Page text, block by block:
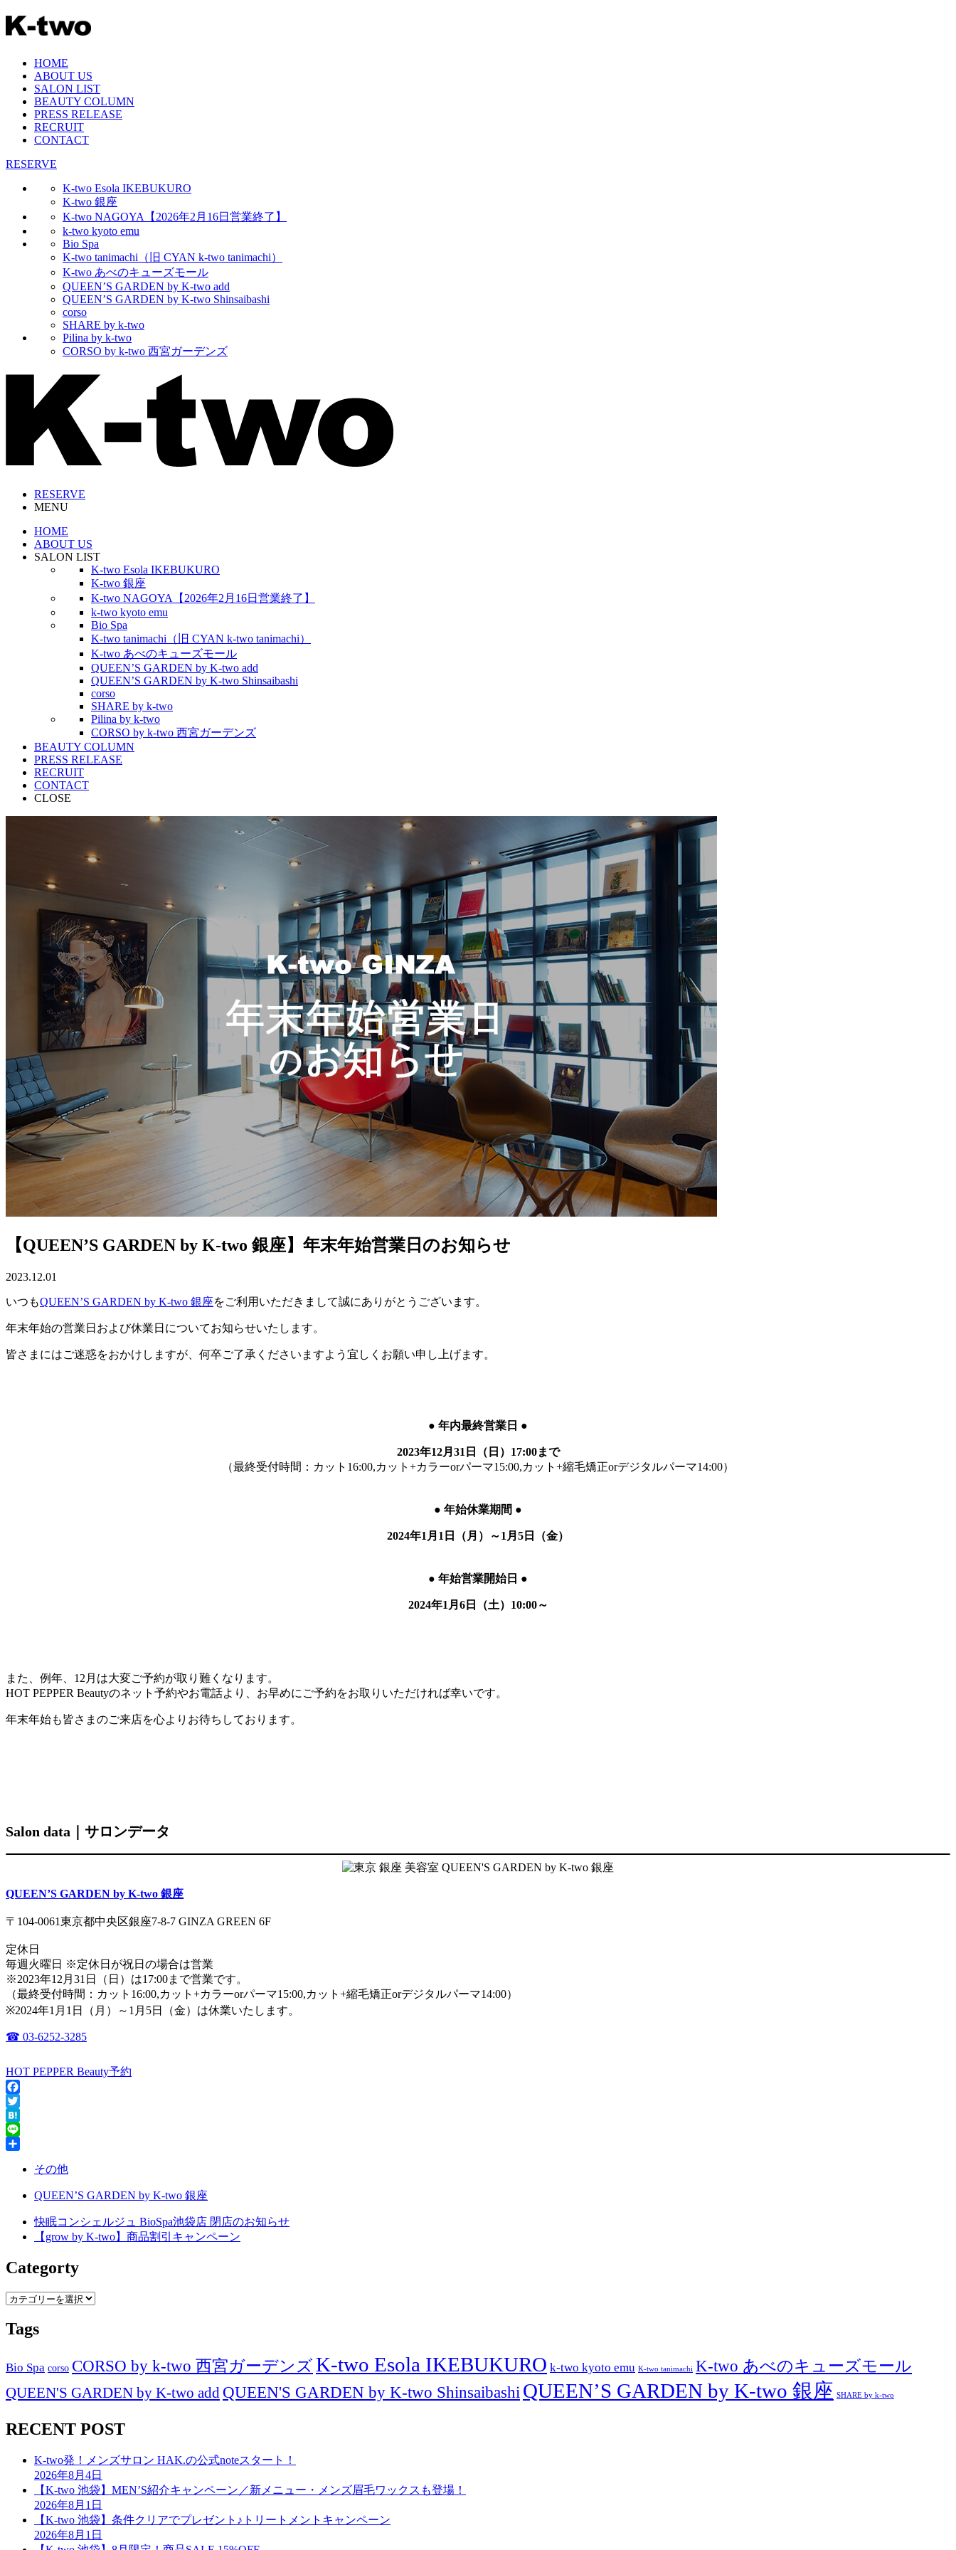
HOME
ABOUT US
SALON LIST
BEAUTY COLUMN
PRESS RELEASE
RECRUIT
CONTACT
RESERVE
K-two Esola IKEBUKURO
K-two 銀座
K-two NAGOYA【2026年2月16日営業終了】
k-two kyoto emu
Bio Spa
K-two tanimachi（旧 CYAN k-two tanimachi）
K-two あべのキューズモール
QUEEN’S GARDEN by K-two add
QUEEN’S GARDEN by K-two Shinsaibashi
corso
SHARE by k-two
Pilina by k-two
CORSO by k-two 西宮ガーデンズ
RESERVE
MENU
HOME
ABOUT US
SALON LIST
K-two Esola IKEBUKURO
K-two 銀座
K-two NAGOYA【2026年2月16日営業終了】
k-two kyoto emu
Bio Spa
K-two tanimachi（旧 CYAN k-two tanimachi）
K-two あべのキューズモール
QUEEN’S GARDEN by K-two add
QUEEN’S GARDEN by K-two Shinsaibashi
corso
SHARE by k-two
Pilina by k-two
CORSO by k-two 西宮ガーデンズ
BEAUTY COLUMN
PRESS RELEASE
RECRUIT
CONTACT
CLOSE
【QUEEN’S GARDEN by K-two 銀座】年末年始営業日のお知らせ
2023.12.01
いつもQUEEN’S GARDEN by K-two 銀座をご利用いただきまして誠にありがとうございます。
年末年始の営業日および休業日についてお知らせいたします。
皆さまにはご迷惑をおかけしますが、何卒ご了承くださいますよう宜しくお願い申し上げます。
● 年内最終営業日 ●
2023年12月31日（日）17:00まで
（最終受付時間：カット16:00,カット+カラーorパーマ15:00,カット+縮毛矯正orデジタルパーマ14:00）
● 年始休業期間 ●
2024年1月1日（月）～1月5日（金）
● 年始営業開始日 ●
2024年1月6日（土）10:00～
また、例年、12月は大変ご予約が取り難くなります。
HOT PEPPER Beautyのネット予約やお電話より、お早めにご予約をお取りいただければ幸いです。
年末年始も皆さまのご来店を心よりお待ちしております。
Salon data｜サロンデータ
QUEEN’S GARDEN by K-two 銀座
〒104-0061東京都中央区銀座7-8-7 GINZA GREEN 6F
定休日
毎週火曜日 ※定休日が祝日の場合は営業
※2023年12月31日（日）は17:00まで営業です。
（最終受付時間：カット16:00,カット+カラーorパーマ15:00,カット+縮毛矯正orデジタルパーマ14:00）
※2024年1月1日（月）～1月5日（金）は休業いたします。
☎ 03-6252-3285
HOT PEPPER Beauty予約
Facebook
Twitter
Hatena
Line
その他
QUEEN’S GARDEN by K-two 銀座
快眠コンシェルジュ BioSpa池袋店 閉店のお知らせ
【grow by K-two】商品割引キャンペーン
Categorty
Categorty
Tags
Bio Spa corso CORSO by k-two 西宮ガーデンズK-two Esola IKEBUKURO k-two kyoto emu K-two tanimachi K-two あべのキューズモール
QUEEN'S GARDEN by K-two add QUEEN'S GARDEN by K-two Shinsaibashi QUEEN’S GARDEN by K-two 銀座 SHARE by k-two
RECENT POST
K-two発！メンズサロン HAK.の公式noteスタート！
2026年8月4日
【K-two 池袋】MEN’S紹介キャンペーン／新メニュー・メンズ眉毛ワックスも登場！
2026年8月1日
【K-two 池袋】条件クリアでプレゼント♪トリートメントキャンペーン
2026年8月1日